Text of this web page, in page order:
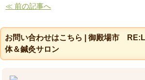
≪ 前の記事へ
お問い合わせはこちら | 御殿場市
体＆鍼灸サロン